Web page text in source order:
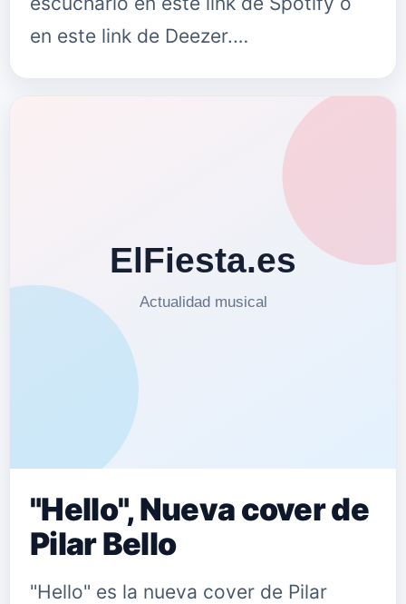
en este link de Deezer.…
"Hello", Nueva cover de
Pilar Bello
"Hello" es la nueva cover de Pilar